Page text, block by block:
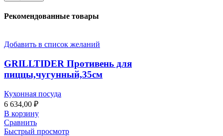
Рекомендованные товары
Добавить в список желаний
GRILLTIDER Противень для
пиццы,чугунный,35см
Кухонная посуда
6 634,00 ₽
В корзину
Сравнить
Быстрый просмотр